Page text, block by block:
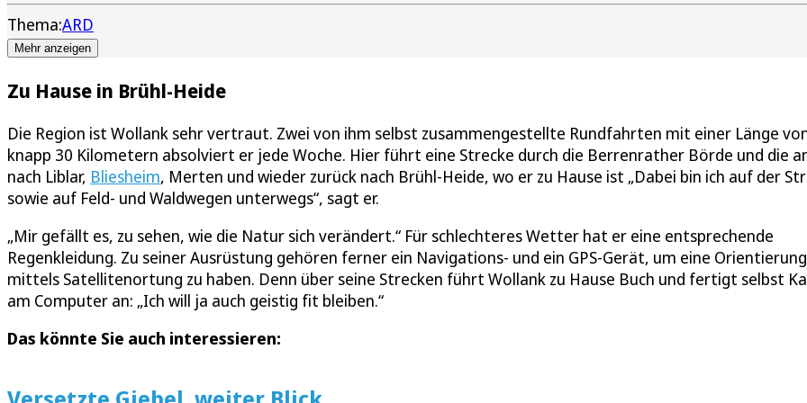
Thema:ARD
Mehr anzeigen
Zu Hause in Brühl-Heide
Die Region ist Wollank sehr vertraut. Zwei von ihm selbst zusammengestellte Rundfahrten mit einer Länge
knapp 30 Kilometern absolviert er jede Woche. Hier führt eine Strecke durch die Berrenrather Börde und die
nach Liblar, Bliesheim, Merten und wieder zurück nach Brühl-Heide, wo er zu Hause ist „Dabei bin ich auf der
sowie auf Feld- und Waldwegen unterwegs“, sagt er.
„Mir gefällt es, zu sehen, wie die Natur sich verändert.“ Für schlechteres Wetter hat er eine entsprechende
Regenkleidung. Zu seiner Ausrüstung gehören ferner ein Navigations- und ein GPS-Gerät, um eine Orientierung
mittels Satellitenortung zu haben. Denn über seine Strecken führt Wollank zu Hause Buch und fertigt selbst
am Computer an: „Ich will ja auch geistig fit bleiben.“
Das könnte Sie auch interessieren: